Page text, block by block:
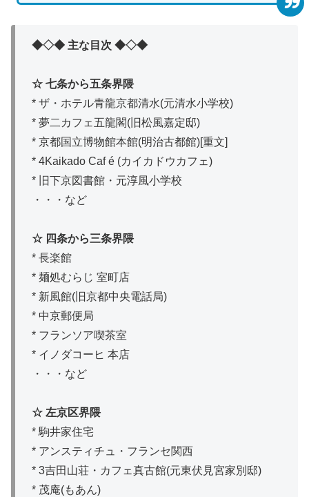
◆◇◆ 主な目次 ◆◇◆
☆ 七条から五条界隈
* ザ・ホテル青龍京都清水(元清水小学校)
* 夢二カフェ五龍閣(旧松風嘉定邸)
* 京都国立博物館本館(明治古都館)[重文]
* 4Kaikado Caf é (カイカドウカフェ)
* 旧下京図書館・元淳風小学校
・・・など
☆ 四条から三条界隈
* 長楽館
* 麺処むらじ 室町店
* 新風館(旧京都中央電話局)
* 中京郵便局
* フランソア喫茶室
* イノダコーヒ 本店
・・・など
☆ 左京区界隈
* 駒井家住宅
* アンスティチュ・フランセ関西
* 3吉田山荘・カフェ真古館(元東伏見宮家別邸)
* 茂庵(もあん)